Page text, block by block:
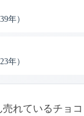
年）
年）
売れているチョ